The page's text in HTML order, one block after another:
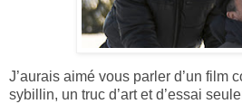
J’aurais aimé vous parler d’un film
sybillin, un truc d’art et d’essai